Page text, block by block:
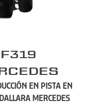
EN PISTA EN
MERCEDES